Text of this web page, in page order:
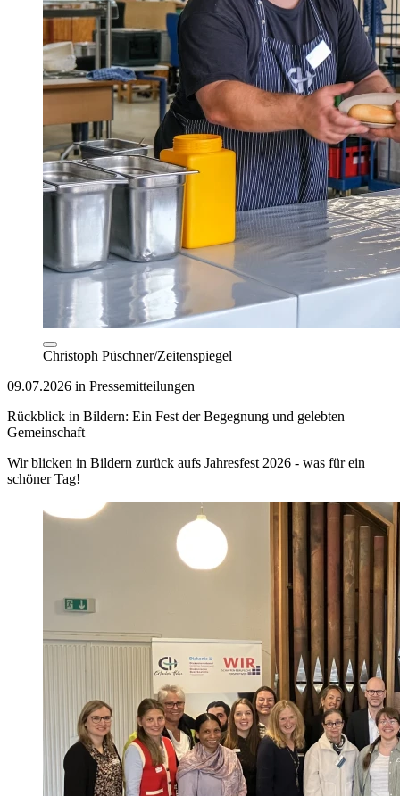
Christoph Püschner/Zeitenspiegel
09.07.2026 in Pressemitteilungen
Rückblick in Bildern: Ein Fest der Begegnung und gelebten
Gemeinschaft
Wir blicken in Bildern zurück aufs Jahresfest 2026 - was für ein
schöner Tag!